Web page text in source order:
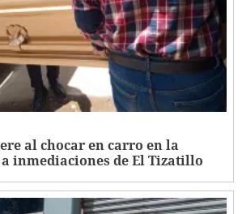
al chocar en carro en la
inmediaciones de El Tizatillo